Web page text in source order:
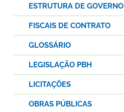
ESTRUTURA DE GOVERNO
FISCAIS DE CONTRATO
GLOSSÁRIO
LEGISLAÇÃO PBH
LICITAÇÕES
OBRAS PÚBLICAS